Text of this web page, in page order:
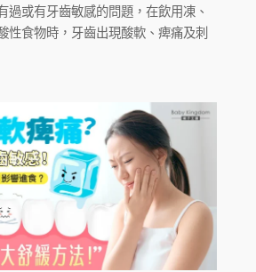
過或有牙齒敏感的問題，在飲用凍、
性食物時，牙齒出現酸軟、痺痛及刺